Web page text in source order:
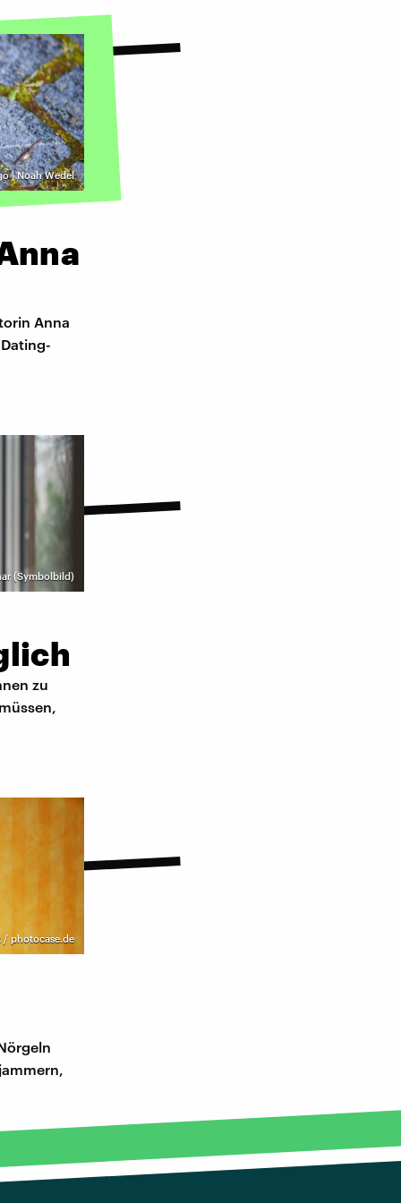
| Noah Wedel
Anna
(Symbolbild)
zu
/ photocase.de